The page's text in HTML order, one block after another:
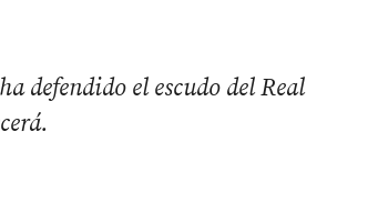
defendido el escudo del Real